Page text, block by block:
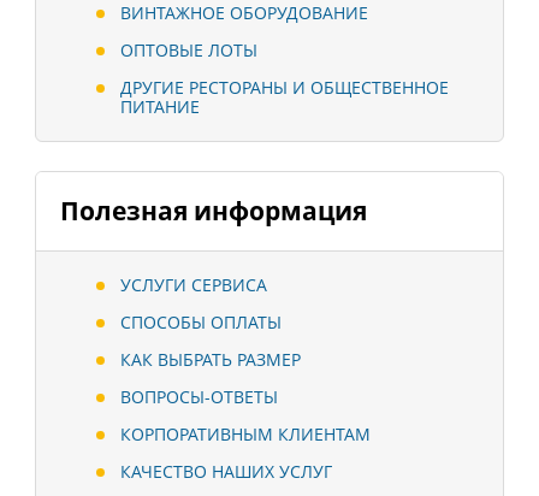
ВИНТАЖНОЕ ОБОРУДОВАНИЕ
ОПТОВЫЕ ЛОТЫ
ДРУГИЕ РЕСТОРАНЫ И ОБЩЕСТВЕННОЕ
ПИТАНИЕ
Полезная информация
УСЛУГИ СЕРВИСА
СПОСОБЫ ОПЛАТЫ
КАК ВЫБРАТЬ РАЗМЕР
ВОПРОСЫ-ОТВЕТЫ
КОРПОРАТИВНЫМ КЛИЕНТАМ
КАЧЕСТВО НАШИХ УСЛУГ